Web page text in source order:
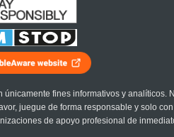
únicamente fines informativos y analíticos.
juegue de forma responsable y solo con
de apoyo profesional de